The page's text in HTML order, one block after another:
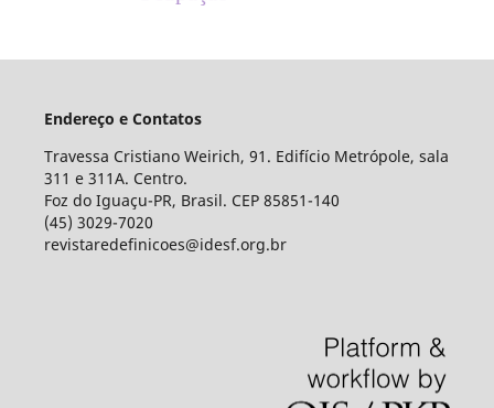
Endereço e Contatos
Travessa Cristiano Weirich, 91. Edifício Metrópole, sala
311 e 311A. Centro.
Foz do Iguaçu-PR, Brasil. CEP 85851-140
(45) 3029-7020
revistaredefinicoes@idesf.org.br